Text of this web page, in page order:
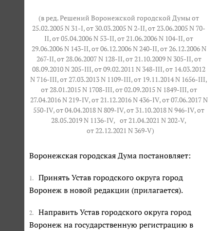
(в ред. Решений Воронежской городской Думы от
25.02.2005 N 31-I, от 30.03.2005 N 2-II, от 23.06.2005 N 70-
II, от 05.04.2006 N 53-II, от 21.06.2006 N 104-II, от
29.06.2006 N 143-II, от 06.12.2006 N 240-II, от 26.12.2006 N
267-II, от 28.06.2007 N 128-II, от 21.10.2009 N 305-II, от
08.09.2010 N 205-III, от 09.02.2011 N 348-III, от 14.03.2012
N 716-III, от 27.03.2013 N 1109-III, от 19.11.2014 N 1656-III,
от 28.01.2015 N 1708-III, от 02.09.2015 N 1849-III, от
27.04.2016 N 219-IV, от 21.12.2016 N 436-IV, от 07.06.2017 N
550-IV, от 04.04.2018 N 809-IV, от 31.10.2018 N 946-IV, от
28.05.2019 N 1136-IV, от 21.04.2021 N 202-V,
от 22.12.2021 N 369-V)
Воронежская городская Дума постановляет:
1.
Принять Устав городского округа город
Воронеж в новой редакции (прилагается).
2.
Направить Устав городского округа город
Воронеж на государственную регистрацию в